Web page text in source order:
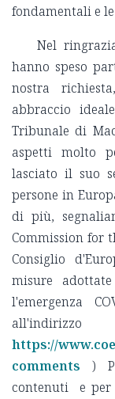
fondamentali e
Nel
hanno speso
nostra
abbraccio
Tribunale di
aspetti molto
lasciato il suo
persone in
di più,
Commission for
Consiglio
misure
l'emergenza
all'indirizzo
https://
comments )
contenuti e per